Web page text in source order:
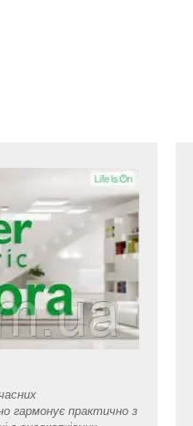
гармонує практично з